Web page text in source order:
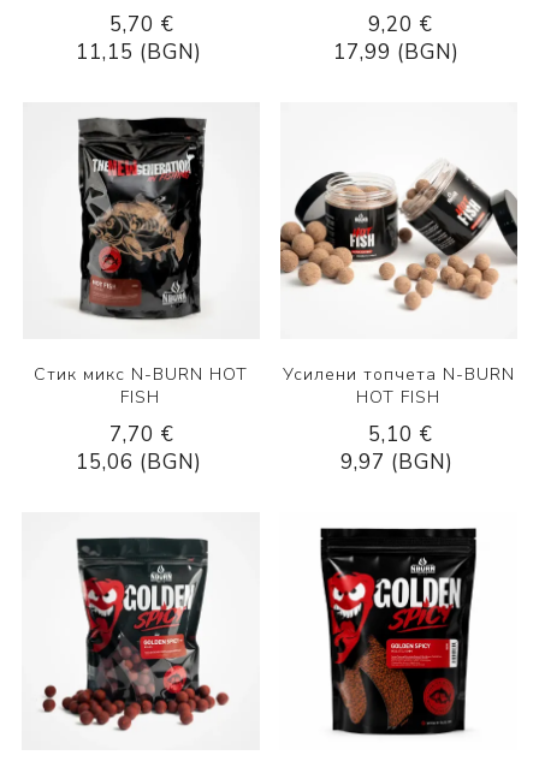
5,70 €
11,15 (BGN)
9,20 €
17,99 (BGN)
Стик микс N-BURN HOT
FISH
7,70 €
15,06 (BGN)
Усилени топчета N-BURN
HOT FISH
5,10 €
9,97 (BGN)